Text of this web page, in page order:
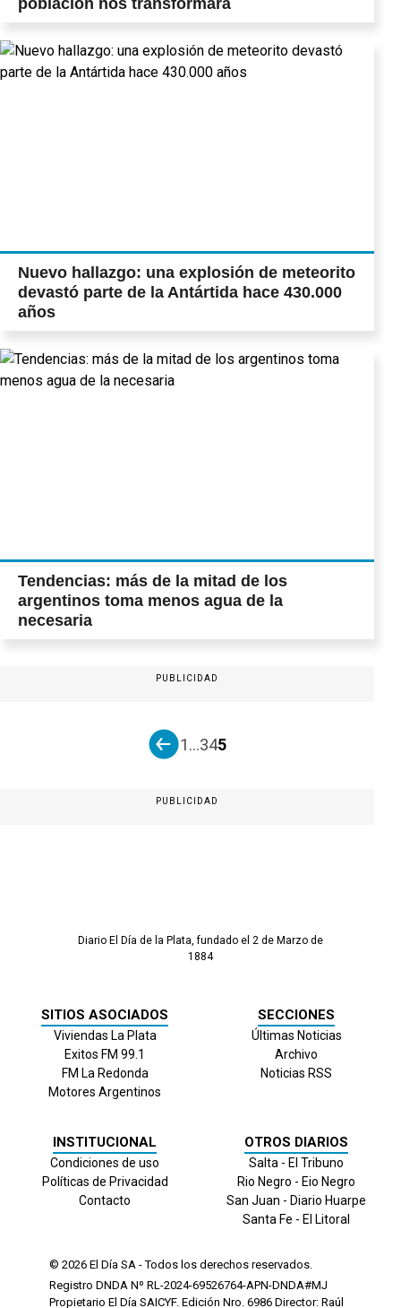
población nos transformará
Nuevo hallazgo: una explosión de meteorito
devastó parte de la Antártida hace 430.000
años
Tendencias: más de la mitad de los
argentinos toma menos agua de la
necesaria
PUBLICIDAD
1...345
PUBLICIDAD
Diario El Día de la Plata, fundado el 2 de Marzo de
1884
SITIOS ASOCIADOS
Viviendas La Plata
Exitos FM 99.1
FM La Redonda
Motores Argentinos
SECCIONES
Últimas Noticias
Archivo
Noticias RSS
INSTITUCIONAL
Condiciones de uso
Políticas de Privacidad
Contacto
OTROS DIARIOS
Salta - El Tribuno
Rio Negro - Eio Negro
San Juan - Diario Huarpe
Santa Fe - El Litoral
© 2026 El Día SA - Todos los derechos reservados.
Registro DNDA Nº RL-2024-69526764-APN-DNDA#MJ
Propietario El Día SAICYF. Edición Nro. 6986 Director: Raúl